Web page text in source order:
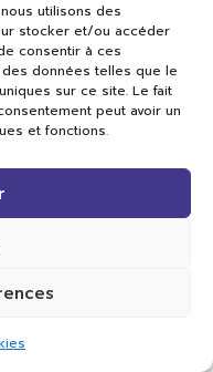
utilisons des
stocker et/ou accéder
consentir à ces
données telles que le
sur ce site. Le fait
peut avoir un
et fonctions.
réservés.
Digital Lab